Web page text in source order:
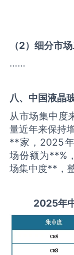
（2）细分市
……
八、中国液晶
从市场集中度
量近年来保持
**家，2025
场份额为**%
场集中度**，
2025年